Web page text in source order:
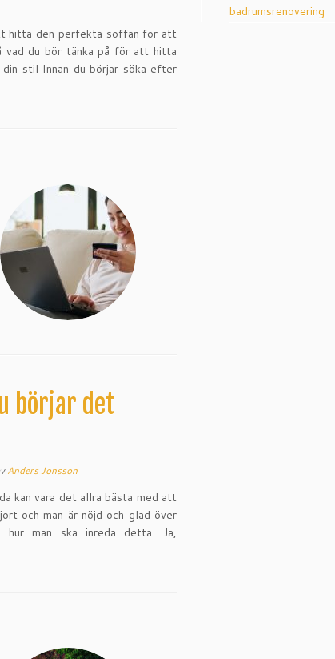
hitta den perfekta soffan för att
vad du bör tänka på för att hitta
stil Innan du börjar söka efter
börjar det
Anders Jonsson
kan vara det allra bästa med att
och man är nöjd och glad över
hur man ska inreda detta. Ja,
badrumsrenovering